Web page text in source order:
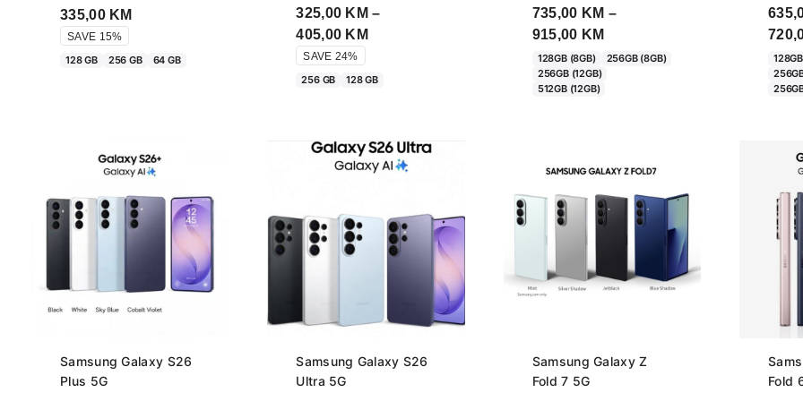
335,00 KMPrice
225,00 KM
SAVE 15%
128 GB
256 GB 64 GB
325,00 KM –
405,00 KMPrice
325,00 KM
SAVE 24%
256 GB
128 GB
735,00 KM –
915,00 KMPrice
range:
128GB (8GB)
256GB (8GB)
256GB (12GB)
512GB (12GB)
Samsung Galaxy S26
Plus 5G
Samsung Galaxy S26
Ultra 5G
Samsung Galaxy Z
Fold 7 5G
Fold